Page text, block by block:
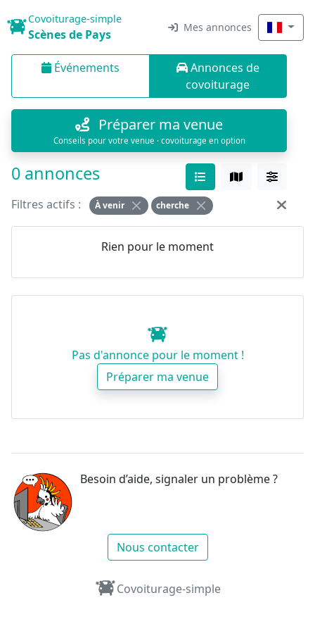
Covoiturage-simple
Scènes de Pays Mes annonces
Événements
Annonces de
covoiturage
Préparer ma venue
Conseils pour votre venue · covoiturage en option
0 annonces
Filtres actifs : À venir cherche
Rien pour le moment
Pas d'annonce pour le moment !
Préparer ma venue
Besoin d’aide, signaler un problème ?
Nous contacter
Covoiturage-simple